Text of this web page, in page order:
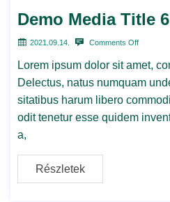
Demo Media Title 6
2021.09.14. Comments Off
Lorem ipsum dolor sit amet,
Delectus, natus numquam
sitatibus harum libero
odit tenetur esse quidem
a,
Részletek